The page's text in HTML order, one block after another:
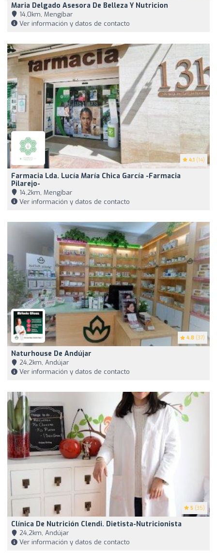
Maria Delgado Asesora De Belleza Y Nutricion
14,0km, Mengíbar
Ver información y datos de contacto
4.1 (14)
Farmacia Lda. Lucía María Chica García -Farmacia
Pilarejo-
14,2km, Mengíbar
Ver información y datos de contacto
4.8 (37)
Naturhouse De Andújar
24,2km, Andújar
Ver información y datos de contacto
5 (35)
Clínica De Nutrición Clendi. Dietista-Nutricionista
24,2km, Andújar
Ver información y datos de contacto